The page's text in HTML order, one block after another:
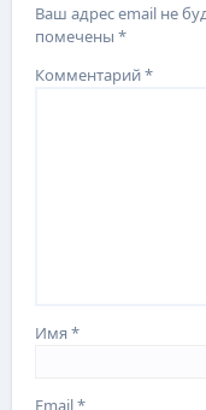
Ваш адрес email не
помечены*
Комментарий*
Имя*
Email*